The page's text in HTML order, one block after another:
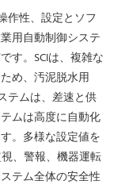
作性、設定とソフ
用自動制御システ
す。SCIは、複雑な
め、汚泥脱水用
テムは、差速と供
ムは高度に自動化
。多様な設定値を
、警報、機器運転
テム全体の安全性